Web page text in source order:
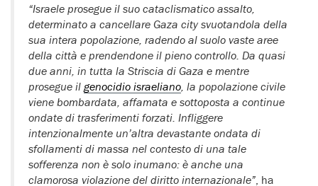
“Israele prosegue il suo cataclismatico assalto,
determinato a cancellare Gaza city svuotandola della
sua intera popolazione, radendo al suolo vaste aree
della città e prendendone il pieno controllo. Da quasi
due anni, in tutta la Striscia di Gaza e mentre
prosegue il genocidio israeliano , la popolazione civile
viene bombardata, affamata e sottoposta a continue
ondate di trasferimenti forzati. Infliggere
intenzionalmente un’altra devastante ondata di
sfollamenti di massa nel contesto di una tale
sofferenza non è solo inumano: è anche una
clamorosa violazione del diritto internazionale” , ha